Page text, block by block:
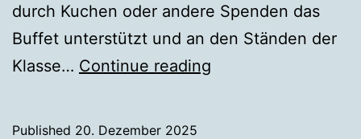
durch Kuchen oder andere Spenden das
Buffet unterstützt und an den Ständen der
Klasse… Continue reading
Published 20. Dezember 2025